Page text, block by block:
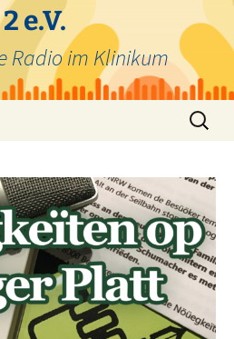
e.V.
Radio im Klinikum
Suchen
nach: